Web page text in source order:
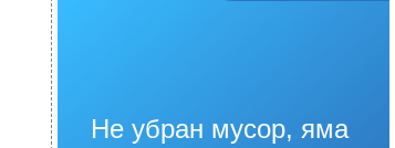
Не убран мусор, яма